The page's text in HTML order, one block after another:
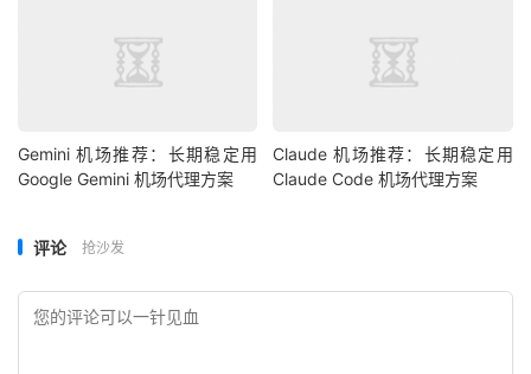
Gemini 机场推荐：长期稳定用
Google Gemini 机场代理方案
Claude 机场推荐：长期稳定用
Claude Code 机场代理方案
评论 抢沙发